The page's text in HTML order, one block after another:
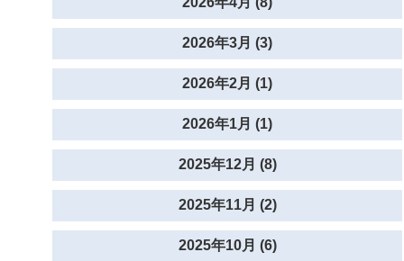
2026年3月 (3)
2026年2月 (1)
2026年1月 (1)
2025年12月 (8)
2025年11月 (2)
2025年10月 (6)